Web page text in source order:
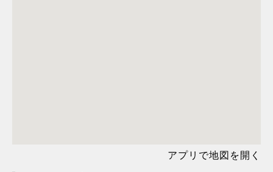
アプリで地図を開く